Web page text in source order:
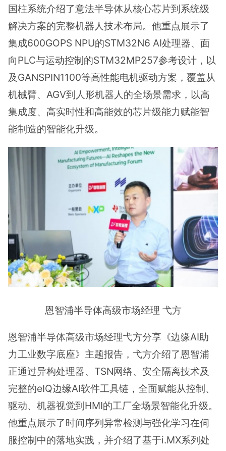
国柱系统介绍了意法半导体从核心芯片到系统级
解决方案的完整机器人技术布局。他重点展示了
集成600GOPS NPU的STM32N6 AI处理器、面
向PLC与运动控制的STM32MP257参考设计，以
及GANSPIN1100等高性能电机驱动方案，覆盖从
机械臂、AGV到人形机器人的全场景需求，以高
集成度、高实时性和高能效的芯片级能力赋能智
能制造的智能化升级。
恩智浦半导体高级市场经理 弋方
恩智浦半导体高级市场经理弋方分享《边缘AI助
力工业数字底座》主题报告，弋方介绍了恩智浦
正通过异构处理器、TSN网络、安全隔离技术及
完整的eIQ边缘AI软件工具链，全面赋能从控制、
驱动、机器视觉到HMI的工厂全场景智能化升级。
他重点展示了时间序列异常检测与强化学习在伺
服控制中的落地实践，并介绍了基于i.MX系列处